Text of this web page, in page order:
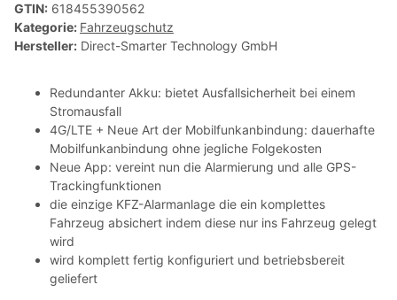
GTIN: 618455390562
Kategorie: Fahrzeugschutz
Hersteller: Direct-Smarter Technology GmbH
Redundanter Akku: bietet Ausfallsicherheit bei einem
Stromausfall
4G/LTE + Neue Art der Mobilfunkanbindung: dauerhafte
Mobilfunkanbindung ohne jegliche Folgekosten
Neue App: vereint nun die Alarmierung und alle GPS-
Trackingfunktionen
die einzige KFZ-Alarmanlage die ein komplettes
Fahrzeug absichert indem diese nur ins Fahrzeug gelegt
wird
wird komplett fertig konfiguriert und betriebsbereit
geliefert